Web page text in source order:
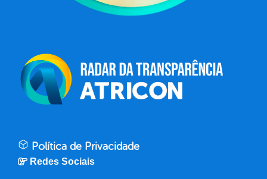
Política de Privacidade
Redes Sociais